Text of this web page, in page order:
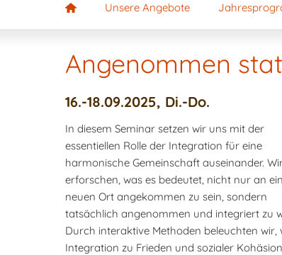
Unsere Angebote
Angenommen
16.-18.09.2025, Di.-Do.
In diesem Seminar setzen wir uns mit der
essentiellen Rolle der Integration für eine
harmonische Gemeinschaft auseinander.
erforschen, was es bedeutet, nicht nur an
neuen Ort angekommen zu sein, sondern
tatsächlich angenommen und integriert zu
Durch interaktive Methoden beleuchten wir,
Integration zu Frieden und sozialer Kohäsion